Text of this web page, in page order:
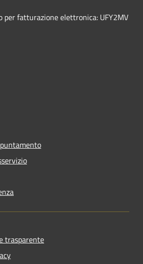
per fatturazione elettronica: UFY2MV
trasparente